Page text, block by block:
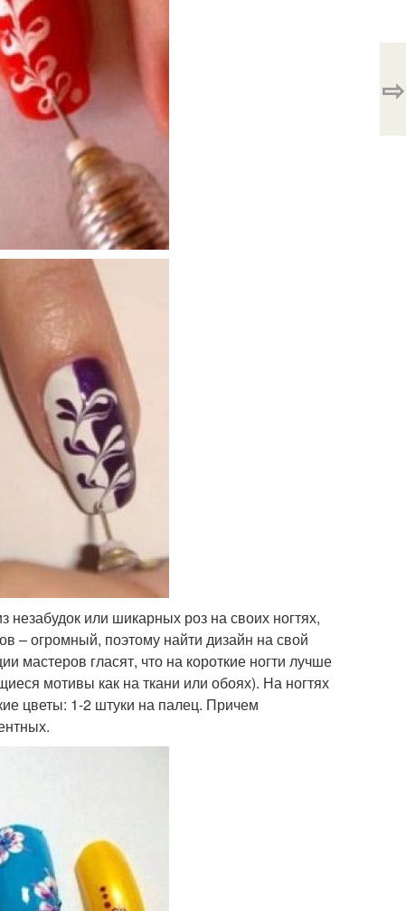
или шикарных роз на своих ногтях,
– огромный, поэтому найти дизайн на свой
гласят, что на короткие ногти лучше
мотивы как на ткани или обоях). На ногтях
цветы: 1-2 штуки на палец. Причем
⇨